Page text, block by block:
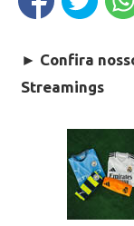
► Confira
Streamings